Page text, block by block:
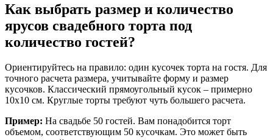
Как выбрать размер и количество
ярусов свадебного торта под
количество гостей?
Ориентируйтесь на правило: один кусочек торта на гостя. Для
точного расчета размера, учитывайте форму и размер
кусочков. Классический прямоугольный кусок – примерно
10х10 см. Круглые торты требуют чуть большего расчета.
Пример: На свадьбе 50 гостей. Вам понадобится торт
объемом, соответствующим 50 кусочкам. Это может быть